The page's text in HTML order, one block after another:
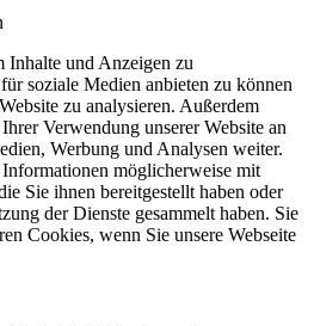
Inhalte und Anzeigen zu
soziale Medien anbieten zu können
zu analysieren. Außerdem
Verwendung unserer Website an
Werbung und Analysen weiter.
möglicherweise mit
Sie ihnen bereitgestellt haben oder
der Dienste gesammelt haben. Sie
Cookies, wenn Sie unsere Webseite